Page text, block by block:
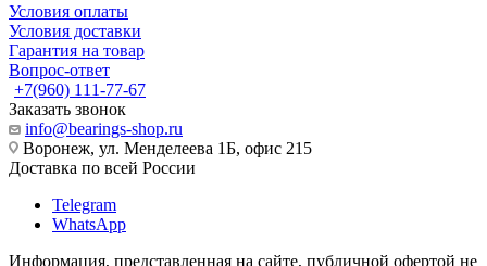
Условия оплаты
Условия доставки
Гарантия на товар
Вопрос-ответ
+7(960) 111-77-67
Заказать звонок
info@bearings-shop.ru
Воронеж, ул. Менделеева 1Б, офис 215
Доставка по всей России
Telegram
WhatsApp
Информация, представленная на сайте, публичной офертой не